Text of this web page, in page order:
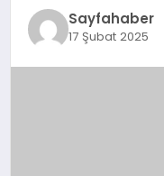
EĞITIMSayfahaber
17 Şubat 2025